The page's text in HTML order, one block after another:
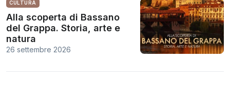
CULTURA
Alla scoperta di Bassano
del Grappa. Storia, arte e
natura
26 settembre 2026